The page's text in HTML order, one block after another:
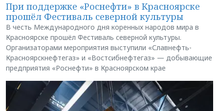
При поддержке «Роснефти» в Красноярске
прошёл Фестиваль северной культуры
В честь Международного дня коренных народов мира в
Красноярске прошёл Фестиваль северной культуры.
Организаторами мероприятия выступили «Славнефть-
Красноярскнефтегаз» и «Востсибнефтегаз» — добывающие
предприятия «Роснефти» в Красноярском крае